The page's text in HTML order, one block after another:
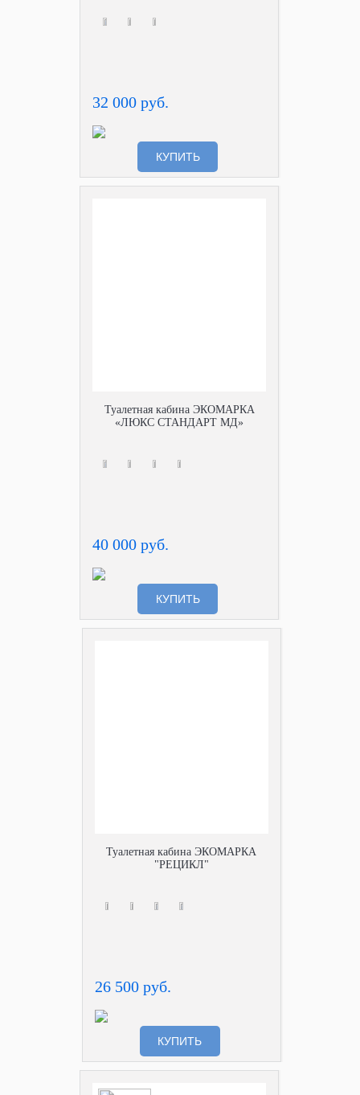
32 000 руб.
КУПИТЬ
Туалетная кабина ЭКОМАРКА
«ЛЮКС СТАНДАРТ МД»
40 000 руб.
КУПИТЬ
Туалетная кабина ЭКОМАРКА
"РЕЦИКЛ"
26 500 руб.
КУПИТЬ